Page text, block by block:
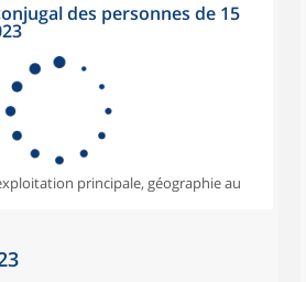
des personnes de 15
principale, géographie au